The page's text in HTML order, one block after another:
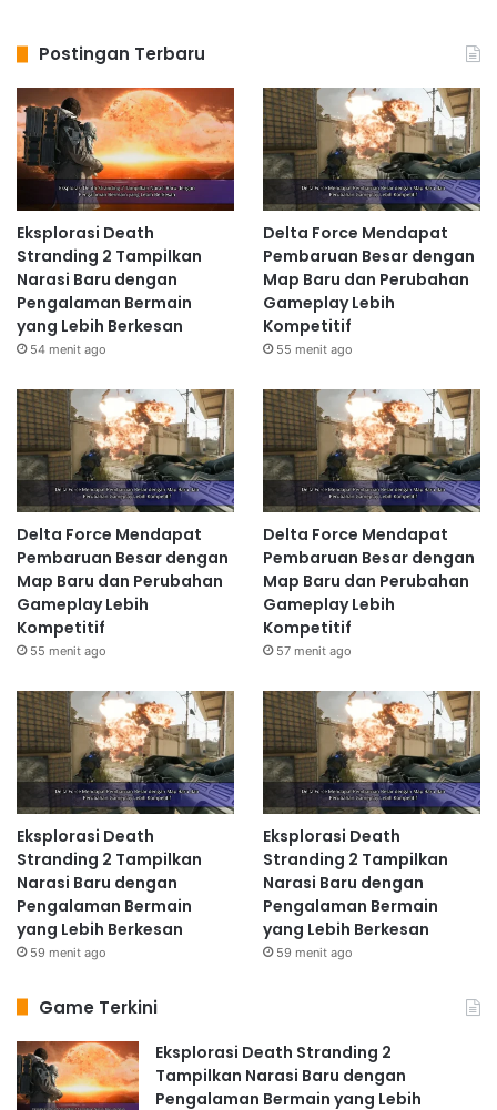
Postingan Terbaru
Eksplorasi Death
Stranding 2 Tampilkan
Narasi Baru dengan
Pengalaman Bermain
yang Lebih Berkesan
54 menit ago
Delta Force Mendapat
Pembaruan Besar dengan
Map Baru dan Perubahan
Gameplay Lebih
Kompetitif
55 menit ago
Delta Force Mendapat
Pembaruan Besar dengan
Map Baru dan Perubahan
Gameplay Lebih
Kompetitif
55 menit ago
Delta Force Mendapat
Pembaruan Besar dengan
Map Baru dan Perubahan
Gameplay Lebih
Kompetitif
57 menit ago
Eksplorasi Death
Stranding 2 Tampilkan
Narasi Baru dengan
Pengalaman Bermain
yang Lebih Berkesan
59 menit ago
Eksplorasi Death
Stranding 2 Tampilkan
Narasi Baru dengan
Pengalaman Bermain
yang Lebih Berkesan
59 menit ago
Game Terkini
Eksplorasi Death Stranding 2
Tampilkan Narasi Baru dengan
Pengalaman Bermain yang Lebih